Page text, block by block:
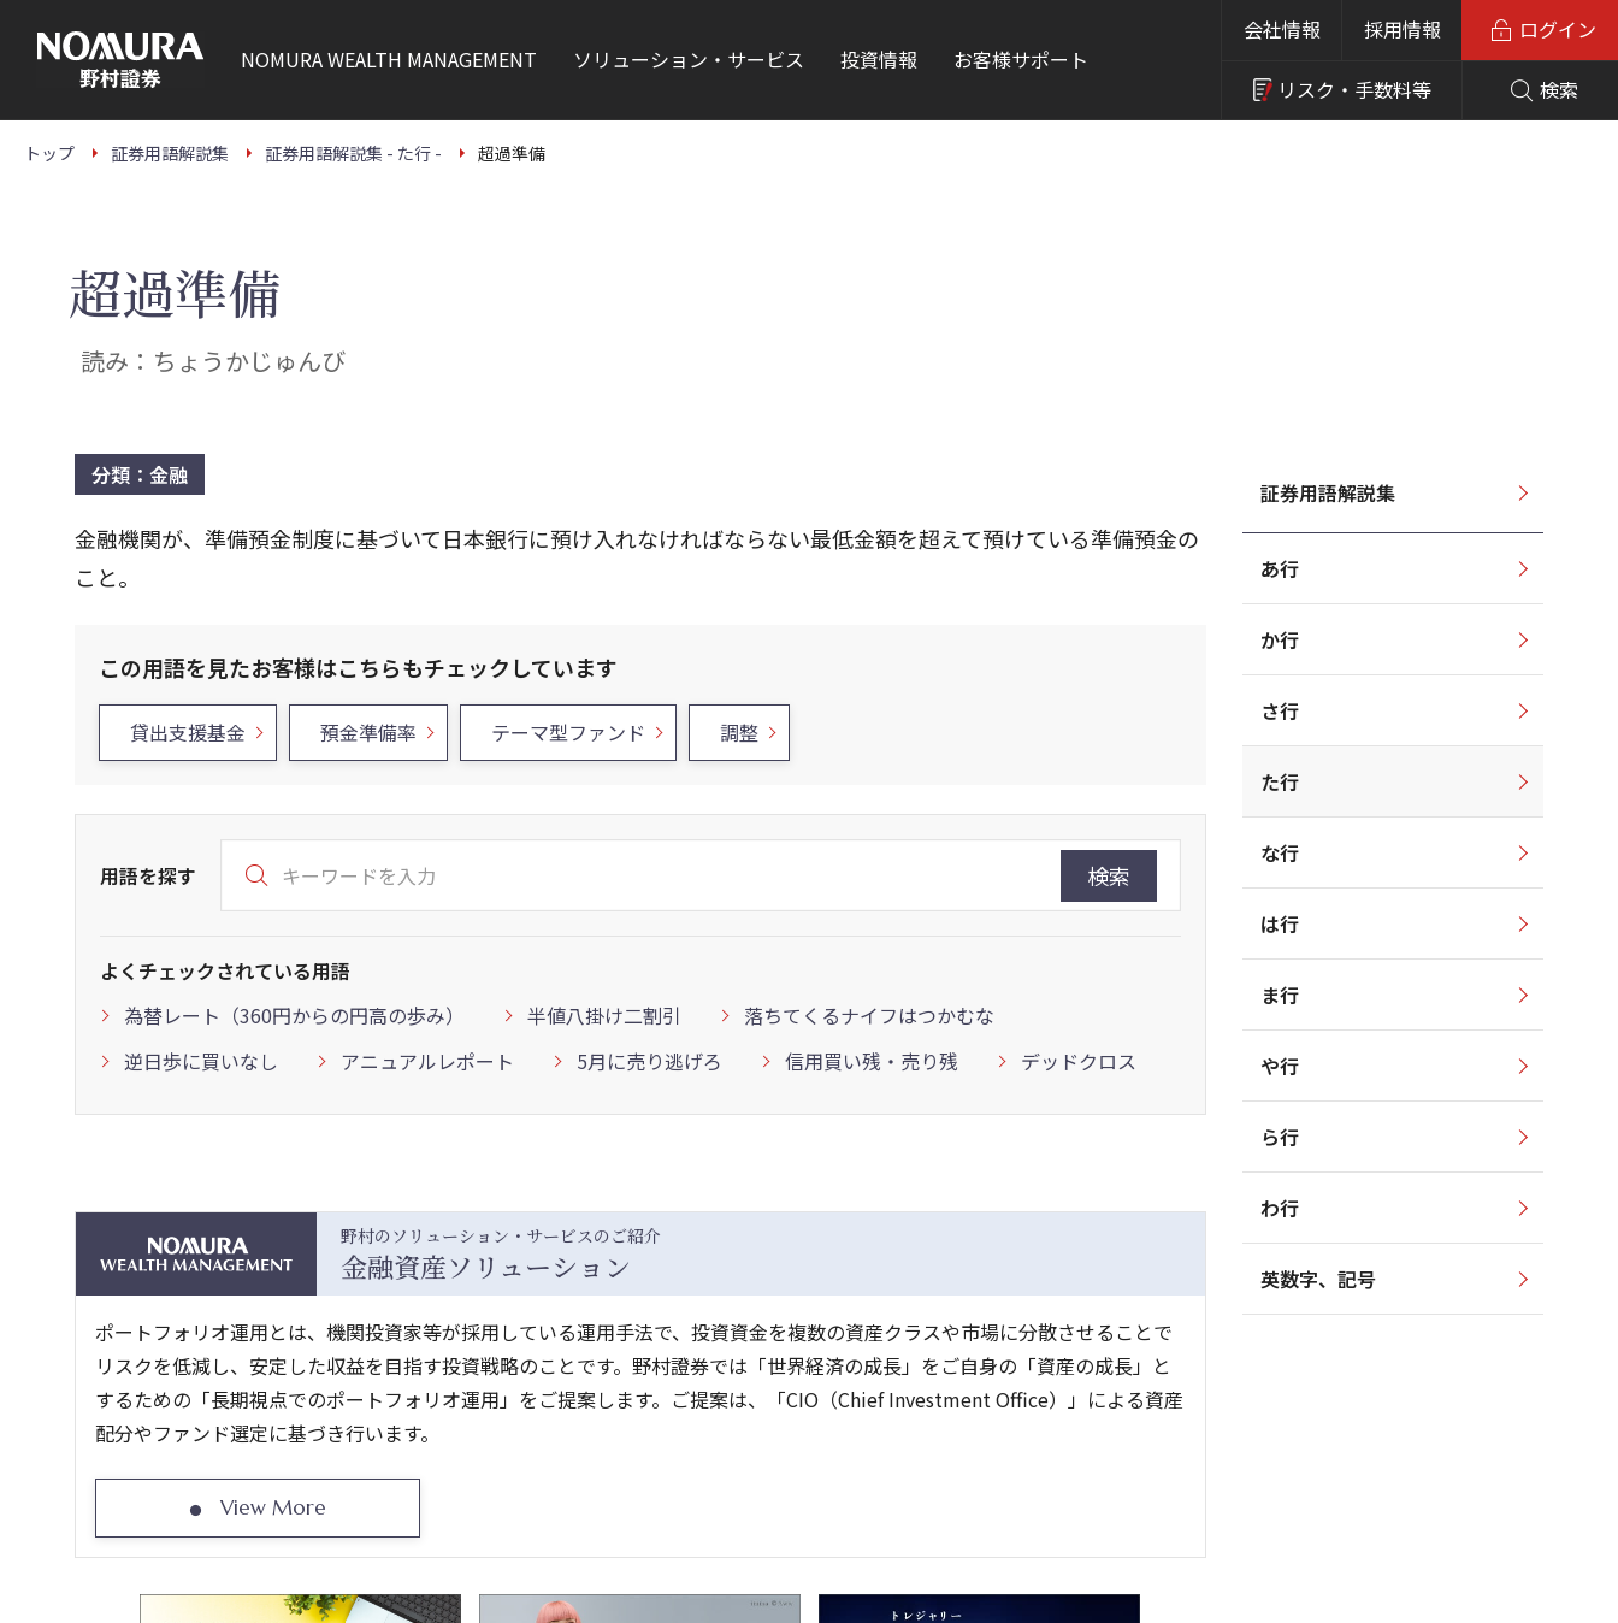
本
NOMURAWEALTH MANAGEMENT ソリューション・サービス 投資情報 お客様サポート
会社情報 採用情報
リスク・ 手数料等 検索
ログイン
トップ 証券用語解説集 証券用語解説集 - た行 - 超過準備
超過準備
読み：ちょうかじゅんび
分類：金融
金融機関が、準備預金制度に基づいて日本銀行に預け入れなければならない最低金額を超えて預けている準備預金の
こと。
この用語を見たお客様はこちらもチェックしています
貸出支援基金 預金準備率 テーマ型ファンド 調整
用語を探す 検索
よくチェックされている用語
為替レート（360円からの円高の歩み）
半値八掛け二割引
落ちてくるナイフはつかむな
逆日歩に買いなし
アニュアルレポート 5月に売り逃げろ 信用買い残・売り残 デッドクロス
野村のソリューション・サービスのご紹介
金融資産ソリューション
ポートフォリオ運用とは、機関投資家等が採用している運用手法で、投資資金を複数の資産クラスや市場に分散させることで
リスクを低減し、安定した収益を目指す投資戦略のことです。野村證券では「世界経済の成長」をご自身の「資産の成長」と
するための「長期視点でのポートフォリオ運用」をご提案します。ご提案は、「CIO（Chief Investment Office）」による資産
配分やファンド選定に基づき行います。
View More
証券用語解説集
あ行
か行
さ行
た行
な行
は行
ま行
や行
ら行
わ行
英数字、記号